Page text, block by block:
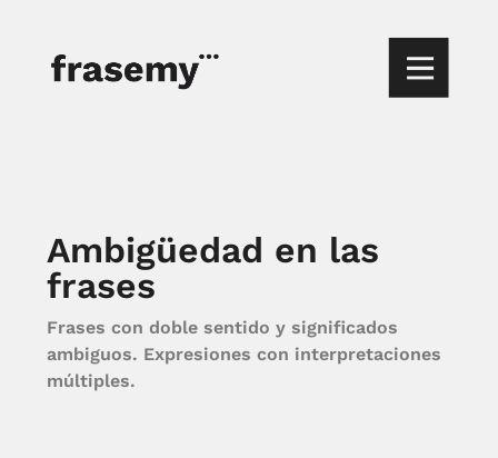
Ambigüedad en las
frases
Frases con doble sentido y significados
ambiguos. Expresiones con interpretaciones
múltiples.